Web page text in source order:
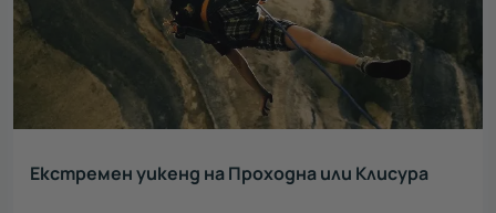
Екстремен уикенд на Проходна или Клисура